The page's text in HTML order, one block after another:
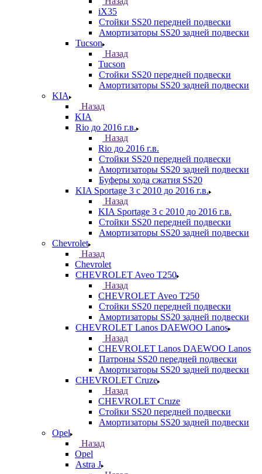
iX35
Стойки SS20 передней подвески
Амортизаторы SS20 задней подвески
Tucson
Назад
Tucson
Стойки SS20 передней подвески
Амортизаторы SS20 задней подвески
KIA
Назад
KIA
Rio до 2016 г.в.
Назад
Rio до 2016 г.в.
Стойки SS20 передней подвески
Амортизаторы SS20 задней подвески
Буферы хода сжатия SS20
KIA Sportage 3 с 2010 до 2016 г.в.
Назад
KIA Sportage 3 с 2010 до 2016 г.в.
Стойки SS20 передней подвески
Амортизаторы SS20 задней подвески
Chevrolet
Назад
Chevrolet
CHEVROLET Aveo T250
Назад
CHEVROLET Aveo T250
Стойки SS20 передней подвески
Амортизаторы SS20 задней подвески
CHEVROLET Lanos DAEWOO Lanos
Назад
CHEVROLET Lanos DAEWOO Lanos
Патроны SS20 передней подвески
Амортизаторы SS20 задней подвески
CHEVROLET Cruze
Назад
CHEVROLET Cruze
Стойки SS20 передней подвески
Амортизаторы SS20 задней подвески
Opel
Назад
Opel
Astra J